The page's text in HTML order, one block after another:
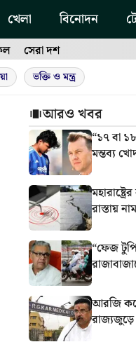
খেলা বিনোদন
সেরা দশ
ভক্তি ও মন্ত্র
আরও খবর
“১৭ বা
মন্তব্য
রাস্তায়
“ফেজ
আরজি
রাজ্যজুড়ে